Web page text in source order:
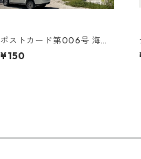
ポストカード第006号 海と
車
¥150